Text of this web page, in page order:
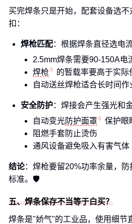
买完焊条只是开始，配套设备选
扣：
焊枪匹配：根据焊条直径选电
2.5mm焊条需要90-150A电
焊枪
的暂载率要高于实际
自动送丝焊枪适合长时间作
安全防护：焊接会产生强光和
自动变光防护面罩
保护眼
阻燃手套防止烫伤
通风设备避免吸入有害气体
结论：焊枪要留20%功率余量，
标准。🛡️
五、焊条保存不当等于白买？
焊条是"娇气"的工业品，使用细节